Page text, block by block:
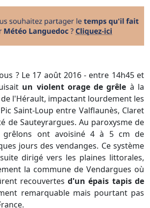
un violent orage de grêle à la
l'Hérault, impactant lourdement les
Saint-Loup entre Valflaunès, Claret
de Sauteyrargues. Au paroxysme de
grêlons ont avoisiné 4 à 5 cm de
jours des vendanges. Ce système
dirigé vers les plaines littorales,
la commune de Vendargues où
recouvertesd'un épais tapis de
remarquable mais pourtant pas